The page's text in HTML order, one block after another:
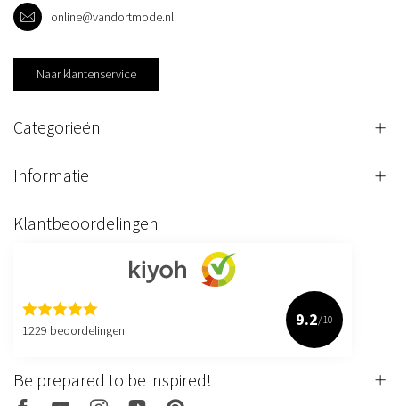
online@vandortmode.nl
Naar klantenservice
Categorieën
Informatie
Klantbeoordelingen
1229 beoordelingen
9.2/10
Be prepared to be inspired!